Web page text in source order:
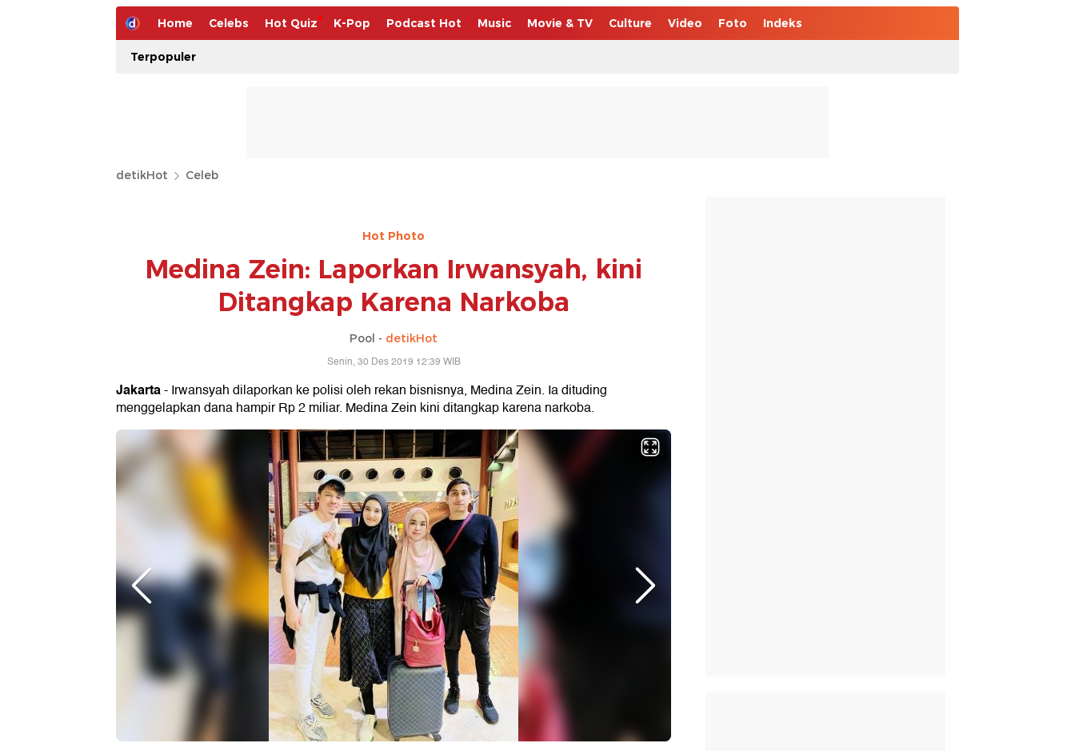
Home Celebs Hot Quiz K-Pop Podcast Hot Music Movie & TV Culture Video Foto Indeks
Terpopuler
detikHot Celeb
Hot Photo
Medina Zein: Laporkan Irwansyah, kini
Ditangkap Karena Narkoba
Pool - detikHot
Senin, 30 Des 2019 12:39 WIB
Jakarta- Irwansyah dilaporkan ke polisi oleh rekan bisnisnya, Medina Zein. Ia dituding
menggelapkan dana hampir Rp 2 miliar. Medina Zein kini ditangkap karena narkoba.